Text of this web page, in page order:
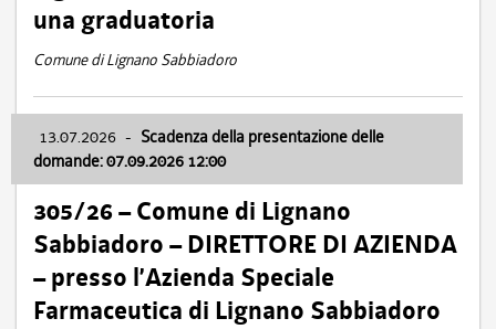
una graduatoria
Comune di Lignano Sabbiadoro
13.07.2026 - Scadenza della presentazione delle
domande: 07.09.2026 12:00
305/26 – Comune di Lignano
Sabbiadoro – DIRETTORE DI AZIENDA
– presso l’Azienda Speciale
Farmaceutica di Lignano Sabbiadoro